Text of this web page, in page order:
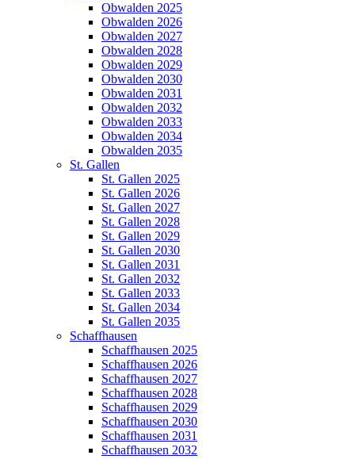
Obwalden 2025
Obwalden 2026
Obwalden 2027
Obwalden 2028
Obwalden 2029
Obwalden 2030
Obwalden 2031
Obwalden 2032
Obwalden 2033
Obwalden 2034
Obwalden 2035
St. Gallen
St. Gallen 2025
St. Gallen 2026
St. Gallen 2027
St. Gallen 2028
St. Gallen 2029
St. Gallen 2030
St. Gallen 2031
St. Gallen 2032
St. Gallen 2033
St. Gallen 2034
St. Gallen 2035
Schaffhausen
Schaffhausen 2025
Schaffhausen 2026
Schaffhausen 2027
Schaffhausen 2028
Schaffhausen 2029
Schaffhausen 2030
Schaffhausen 2031
Schaffhausen 2032